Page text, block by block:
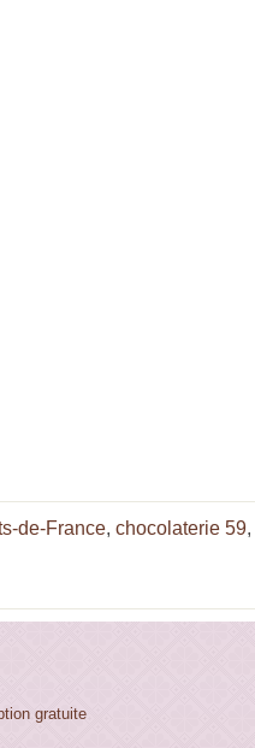
de-France, chocolaterie 59,
gratuite